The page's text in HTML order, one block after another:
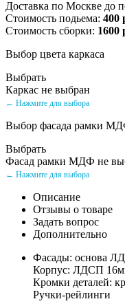
Доставка по Москве до
Стоимость подьема: 400
Стоимость сборки: 1600
Выбор цвета каркаса
Выбрать
Каркас не выбран
← Нажмите для выбора
Выбор фасада рамки
Выбрать
Фасад рамки МДФ не
← Нажмите для выбора
Описание
Отзывы о товаре
Задать вопрос
Дополнительно
Фасады: основа
Корпус: ЛДСП
Кромки деталей:
Ручки-рейлинги